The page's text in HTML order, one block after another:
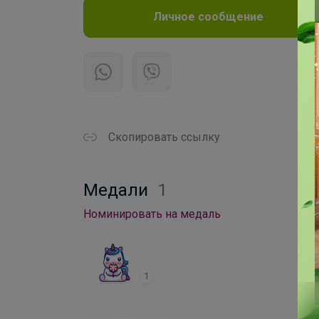
Личное сообщение
Скопировать ссылку
Медали 1
Номинировать на медаль
1